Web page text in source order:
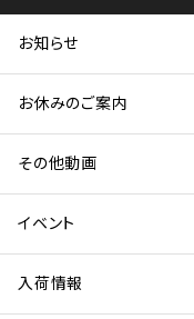
お知らせ
お休みのご案内
その他動画
イベント
入荷情報